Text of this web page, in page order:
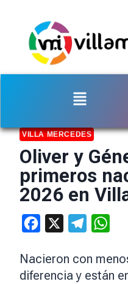
VILLA MERCEDES
Oliver y
primeros
2026 en
Facebook Telegram
Nacieron con
diferencia y están